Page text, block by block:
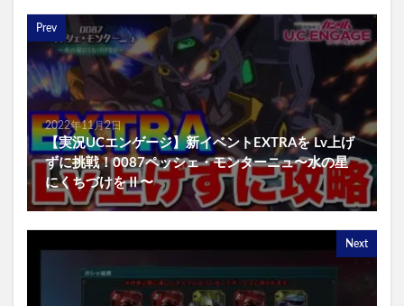
Prev
2022年11月2日
【実況UCエンゲージ】新イベントEXTRAを Lv上げ
ずに挑戦！0087ペッシェ・モンターニュ〜水の星
にくちづけをⅡ〜
Next